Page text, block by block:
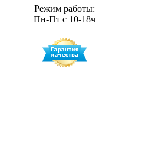
Режим работы:
Пн-Пт с 10-18ч